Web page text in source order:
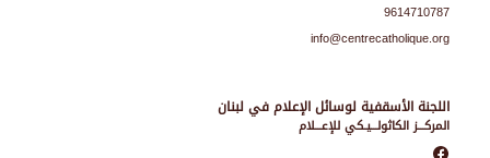
اللجنة الأسقفية لوسائل الإعلام في لبنان
المركـــز الكاثولـــيـكي للإعـــلام
9614710787
info@centrecatholique.org